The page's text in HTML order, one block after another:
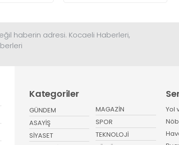
haberin adresi. Kocaeli Haberleri,
Kategoriler
GÜNDEM
ASAYİŞ
SİYASET
MAGAZİN
SPOR
TEKNOLOJİ
Yol